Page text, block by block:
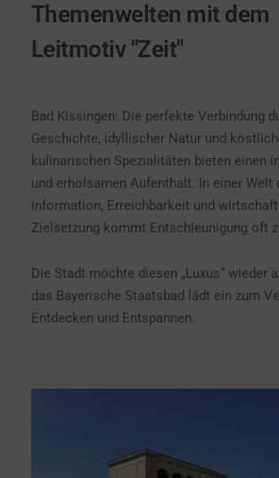
Themenwelten mit dem
Leitmotiv "Zeit"
Bad Kissingen: Die perfekte Verbindung
Geschichte, idyllischer Natur und
kulinarischen Spezialitäten bieten einen
und erholsamen Aufenthalt. In einer Welt
Information, Erreichbarkeit und
Zielsetzung kommt Entschleunigung oft
Die Stadt möchte diesen „Luxus“ wieder
das Bayerische Staatsbad lädt ein zum
Entdecken und Entspannen.